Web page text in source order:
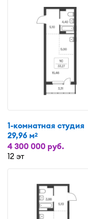
1-комнатная студия
29,96 м2
4 300 000 руб.
12 эт